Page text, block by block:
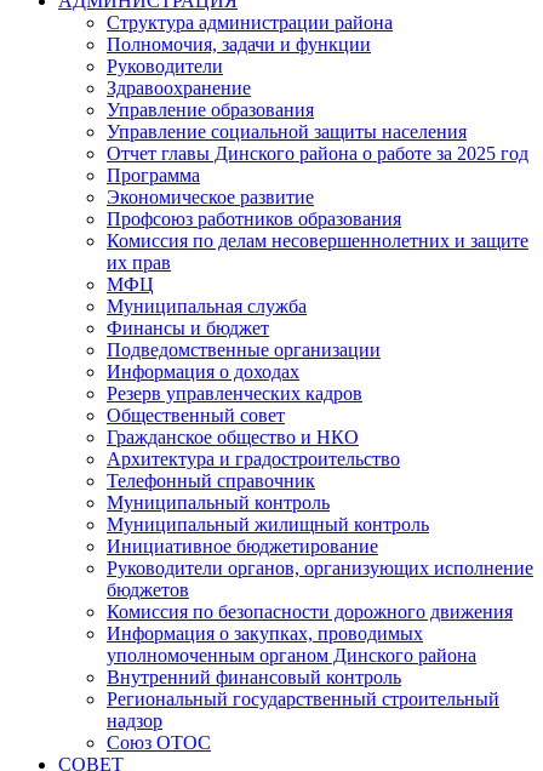
Структура администрации района
Полномочия, задачи и функции
Руководители
Здравоохранение
Управление образования
Управление социальной защиты населения
Отчет главы Динского района о работе за 2025 год
Программа
Экономическое развитие
Профсоюз работников образования
Комиссия по делам несовершеннолетних и защите
их прав
МФЦ
Муниципальная служба
Финансы и бюджет
Подведомственные организации
Информация о доходах
Резерв управленческих кадров
Общественный совет
Гражданское общество и НКО
Архитектура и градостроительство
Телефонный справочник
Муниципальный контроль
Муниципальный жилищный контроль
Инициативное бюджетирование
Руководители органов, организующих исполнение
бюджетов
Комиссия по безопасности дорожного движения
Информация о закупках, проводимых
уполномоченным органом Динского района
Внутренний финансовый контроль
Региональный государственный строительный
надзор
Союз ОТОС
СОВЕТ